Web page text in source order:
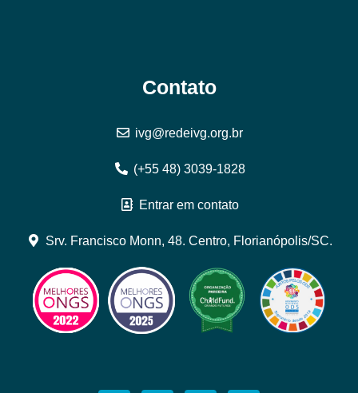
Contato
ivg@redeivg.org.br
(+55 48) 3039-1828
Entrar em contato
Srv. Francisco Monn, 48. Centro, Florianópolis/SC.